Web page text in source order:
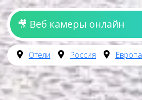
🎥 Веб камеры онлайн
Отели Россия Европа